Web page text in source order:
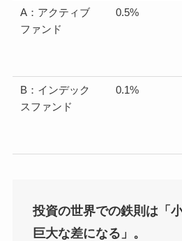
A：アクティブ
ファンド
0.5%
B：インデック
スファンド
0.1%
投資の世界での鉄則は「
巨大な差になる」。